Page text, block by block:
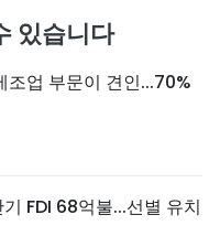
있습니다
조업 부문이 견인...70%
FDI 68억불...선별 유치